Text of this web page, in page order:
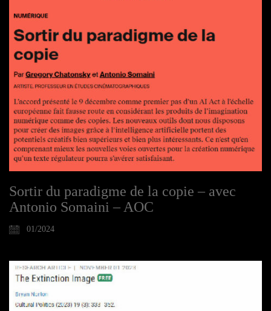
Sortir du paradigme de la copie – avec
Antonio Somaini – AOC
01/2024